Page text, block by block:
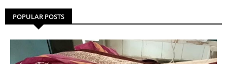
POPULAR POSTS